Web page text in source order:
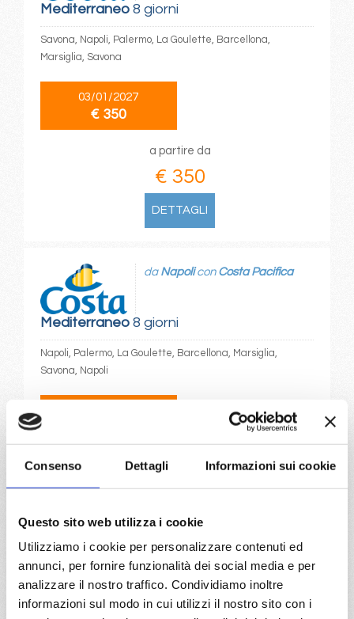
Consenso Dettagli Informazioni sui cookie
Questo sito web utilizza i cookie
Utilizziamo i cookie per personalizzare contenuti ed
annunci, per fornire funzionalità dei social media e per
analizzare il nostro traffico. Condividiamo inoltre
informazioni sul modo in cui utilizzi il nostro sito con i
Mediterraneo8 giorni
Savona, Napoli, Palermo, La Goulette, Barcellona,
Marsiglia, Savona
03/01/2027
€ 350
a partire da
€ 350
DETTAGLI
Mediterraneo8 giorni
da Napolicon Costa Pacifica
Napoli, Palermo, La Goulette, Barcellona, Marsiglia,
Savona, Napoli
a partire da
€ 350
DETTAGLI
daPalermoconCosta Pacifica